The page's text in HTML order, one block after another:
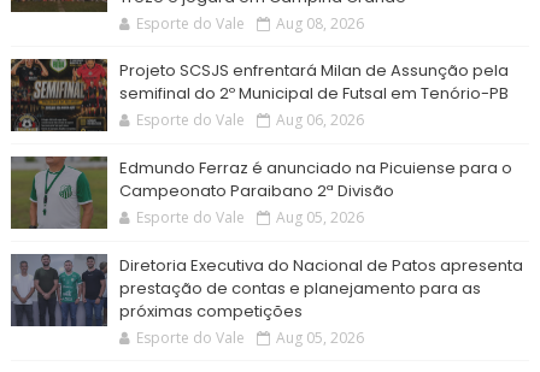
Esporte do Vale Aug 08, 2026
Projeto SCSJS enfrentará Milan de Assunção pela
semifinal do 2º Municipal de Futsal em Tenório-PB
Esporte do Vale Aug 06, 2026
Edmundo Ferraz é anunciado na Picuiense para o
Campeonato Paraibano 2ª Divisão
Esporte do Vale Aug 05, 2026
Diretoria Executiva do Nacional de Patos apresenta
prestação de contas e planejamento para as
próximas competições
Esporte do Vale Aug 05, 2026